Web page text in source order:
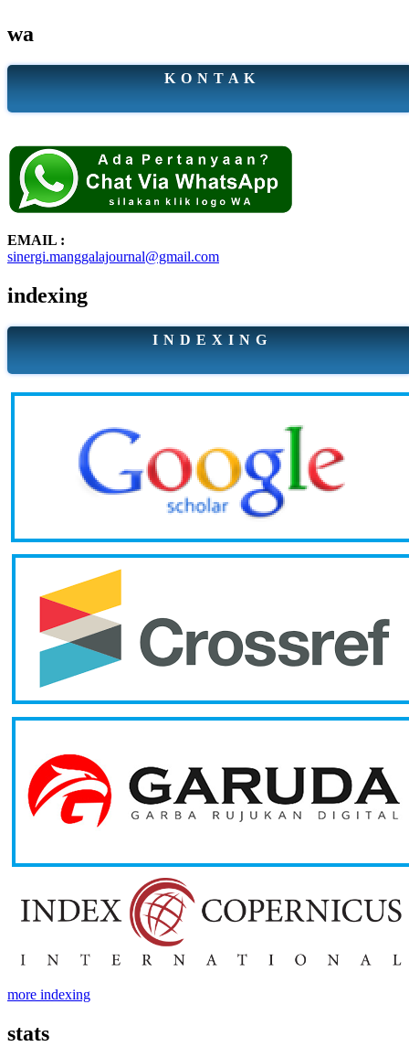
wa
K O N T A K
EMAIL :
sinergi.manggalajournal@gmail.com
indexing
I N D E X I N G
more indexing
stats